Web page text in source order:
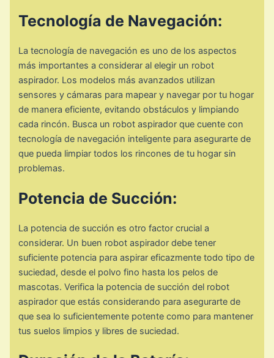
Tecnología de Navegación:
La tecnología de navegación es uno de los aspectos
más importantes a considerar al elegir un robot
aspirador. Los modelos más avanzados utilizan
sensores y cámaras para mapear y navegar por tu hogar
de manera eficiente, evitando obstáculos y limpiando
cada rincón. Busca un robot aspirador que cuente con
tecnología de navegación inteligente para asegurarte de
que pueda limpiar todos los rincones de tu hogar sin
problemas.
Potencia de Succión:
La potencia de succión es otro factor crucial a
considerar. Un buen robot aspirador debe tener
suficiente potencia para aspirar eficazmente todo tipo de
suciedad, desde el polvo fino hasta los pelos de
mascotas. Verifica la potencia de succión del robot
aspirador que estás considerando para asegurarte de
que sea lo suficientemente potente como para mantener
tus suelos limpios y libres de suciedad.